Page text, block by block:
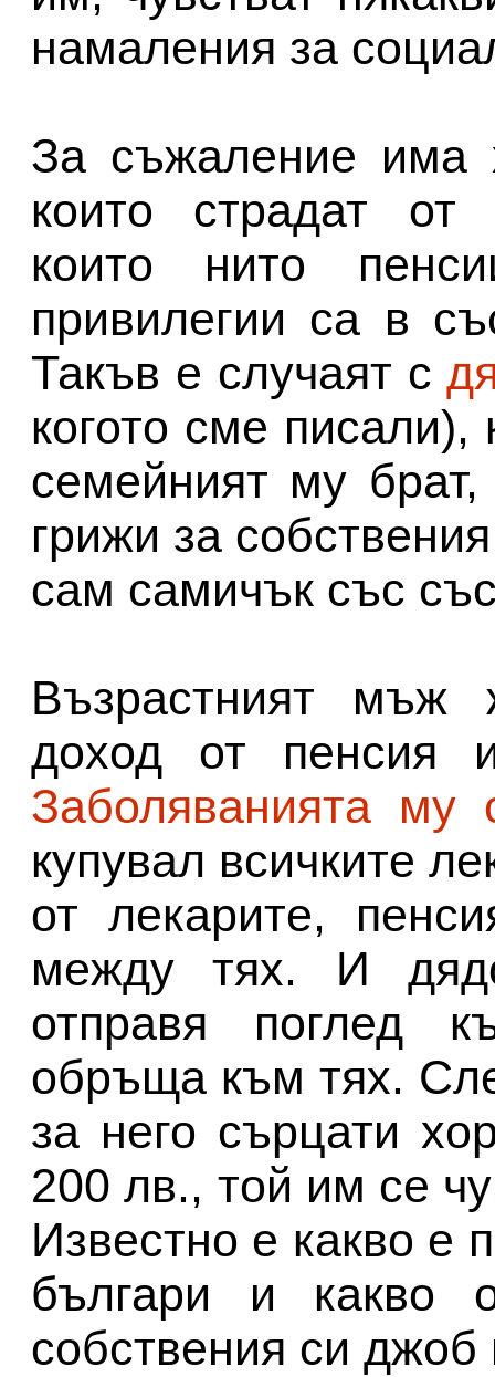
намаления за
За съжаление има
които страдат от
които нито
привилегии са в
Такъв е случаят с
когото сме
семейният му
грижи за
сам самичък със
Възрастният
доход от пенсия
Заболяванията му
купувал всичките
от лекарите,
между тях. И
отправя поглед
обръща към тях.
за него сърцати
200 лв., той им се
Известно е какво е
българи и какво
собствения си джоб